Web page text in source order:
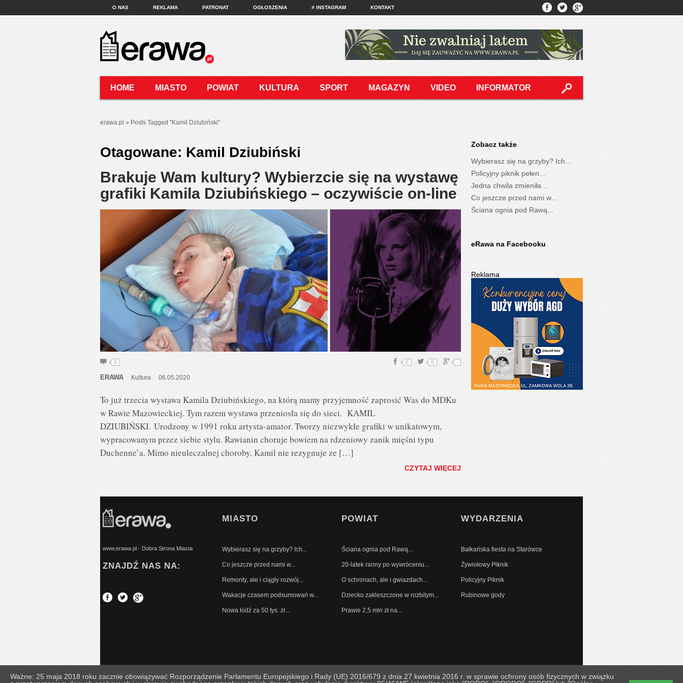
O NAS REKLAMA PATRONAT OGŁOSZENIA # INSTAGRAM KONTAKT
HOME MIASTO POWIAT KULTURA SPORT MAGAZYN VIDEO INFORMATOR
erawa.pl » Posts Tagged "Kamil Dziubiński"
Otagowane: Kamil Dziubiński
Brakuje Wam kultury? Wybierzcie się na wystawę
grafiki Kamila Dziubińskiego – oczywiście on-line
0 -
0
0
ERAWA Kultura 06.05.2020
To już trzecia wystawa Kamila Dziubińskiego, na którą mamy przyjemność zaprosić Was do MDKu
w Rawie Mazowieckiej. Tym razem wystawa przeniosła się do sieci. KAMIL
DZIUBIŃSKI. Urodzony w 1991 roku artysta-amator. Tworzy niezwykłe grafiki w unikatowym,
wypracowanym przez siebie stylu. Rawianin choruje bowiem na rdzeniowy zanik mięśni typu
Duchenne’a. Mimo nieuleczalnej choroby, Kamil nie rezygnuje ze […]
CZYTAJ WIĘCEJ
Zobacz także
Wybierasz się na grzyby? Ich...
Policyjny piknik pełen...
Jedna chwila zmieniła...
Co jeszcze przed nami w...
Ściana ognia pod Rawą...
eRawa na Facebooku
Reklama
www.erawa.pl - Dobra Strona Miasta
ZNAJDŹ NAS NA:
MIASTO
Wybierasz się na grzyby? Ich...
Co jeszcze przed nami w...
Remonty, ale i ciągły rozwój...
Wakacje czasem podsumowań w...
Nowa łódź za 50 tys. zł...
POWIAT
Ściana ognia pod Rawą...
20-latek ranny po wywróceniu...
O schronach, ale i gwiazdach...
Dziecko zakleszczone w rozbitym...
Prawie 2,5 mln zł na...
WYDARZENIA
Bałkańska fiesta na Starówce
Żywiołowy Piknik
Policyjny Piknik
Rubinowe gody
Ważne: 25 maja 2018 roku zacznie obowiązywać Rozporządzenie Parlamentu Europejskiego i Rady (UE) 2016/679 z dnia 27 kwietnia 2016 r. w sprawie ochrony osób fizycznych w związku